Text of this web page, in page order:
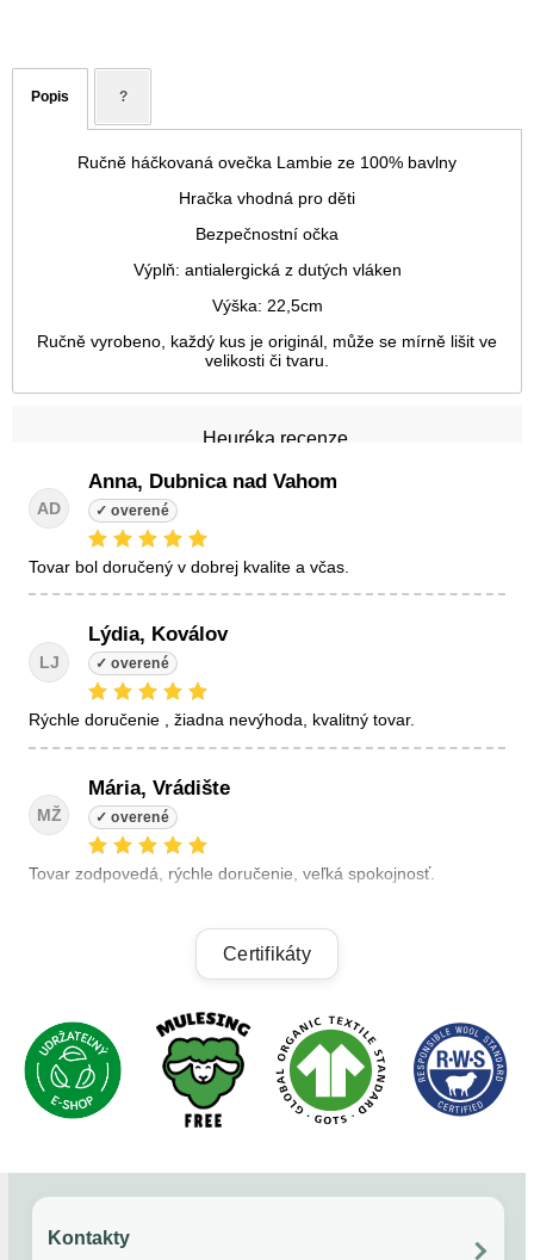
Heuréka recenze
AD
Anna, Dubnica nad Vahom
tovar bol doručený v dobrej kvalite a včas.
LJ
Lýdia, Koválov
Rýchle doručenie , žiadna nevýhoda, kvalitný tovar.
MŽ
Mária, Vrádište
Tovar zodpovedá, rýchle doručenie, veľká spokojnosť.
Linda, Veľký Krtíš
+ kvalitné výrobky, + výhodné ceny, +rýchle dodanie.
AB
Alzbeta, Zatin
Ověřený zákazník
Certifikáty
Popis ?
Ručně háčkovaná ovečka Lambie ze 100% bavlny
Hračka vhodná pro děti
Bezpečnostní očka
Výplň: antialergická z dutých vláken
Výška: 22,5cm
Ručně vyrobeno, každý kus je originál, může se mírně lišit ve
velikosti či tvaru.
Kontakty